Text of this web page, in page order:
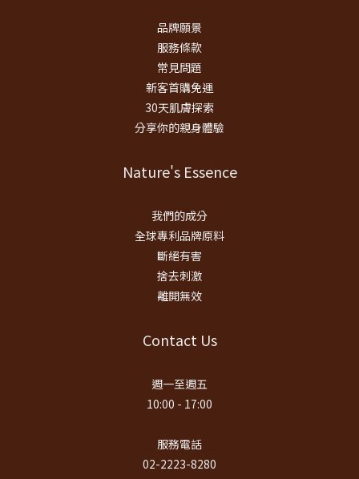
品牌願景
服務條款
常見問題
新客首購免運
30天肌膚探索
分享你的親身體驗
Nature's Essence
我們的成分
全球專利品牌原料
斷絕有害
捨去刺激
離開無效
Contact Us
週一至週五
10:00 - 17:00
服務電話
02-2223-8280